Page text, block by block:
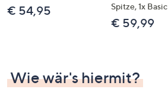
€ 54,95
Spitze, 1x Basic
€ 59,99
Wie wär's hiermit?